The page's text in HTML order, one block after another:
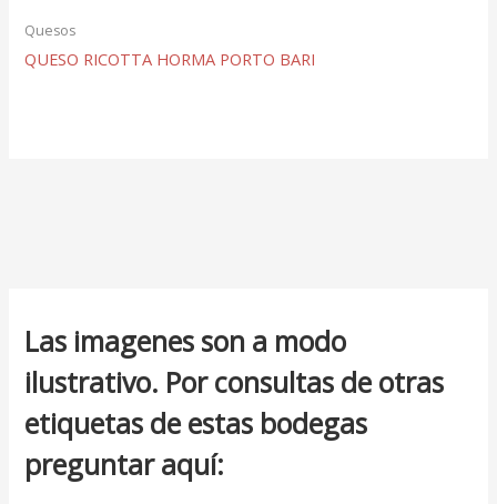
Las imagenes son a modo
ilustrativo. Por consultas de otras
etiquetas de estas bodegas
preguntar aquí:
Quesos
QUESO RICOTTA HORMA PORTO BARI